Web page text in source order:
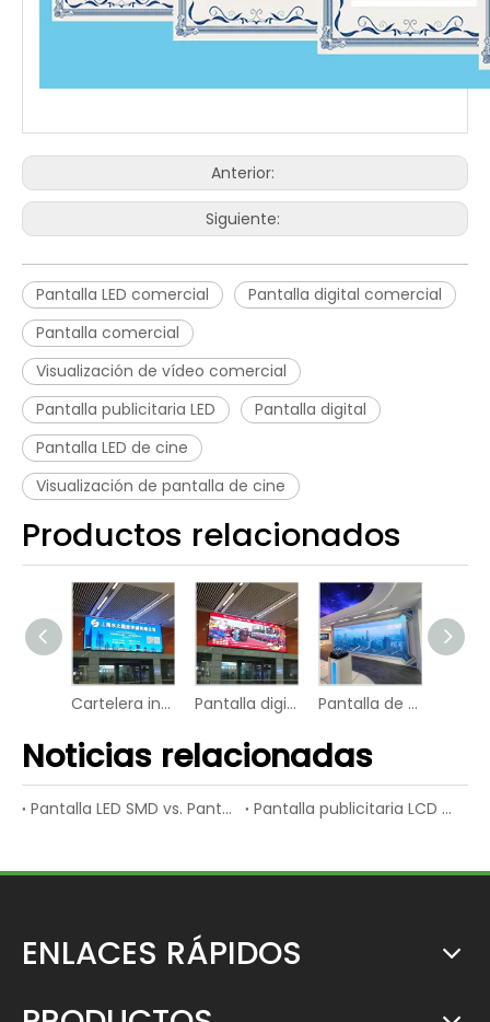
Anterior:
Siguiente:
Pantalla LED comercial
Pantalla digital comercial
Pantalla comercial
Visualización de vídeo comercial
Pantalla publicitaria LED
Pantalla digital
Pantalla LED de cine
Visualización de pantalla de cine
Productos relacionados
Pantalla digital de vídeo inteligente UHD P3 con pantalla LED plana para aeropuerto
Noticias relacionadas
Pantalla LED SMD vs. Pantalla LED de inmersión Pantalla publicitaria LCD vs. Pantalla publicitaria LED
ENLACES RÁPIDOS